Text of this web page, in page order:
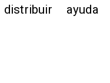
ayuda